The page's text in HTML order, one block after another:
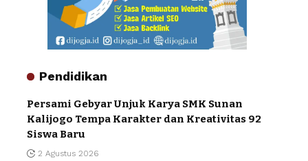
Pendidikan
Persami Gebyar Unjuk Karya SMK Sunan
Kalijogo Tempa Karakter dan Kreativitas 92
Siswa Baru
2 Agustus 2026